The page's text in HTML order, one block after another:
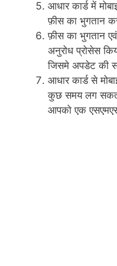
आधार कार्ड में
फ़ीस का भुगतान
फ़ीस का भुगतान
अनुरोध प्रोसेस
जिसमे अपडेट की
आधार कार्ड से
कुछ समय लग
आपको एक एसएमएस